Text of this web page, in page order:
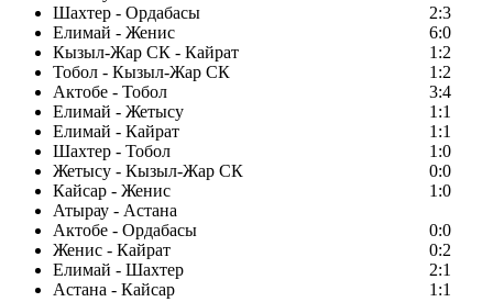
Шахтер - Ордабасы
2:3
Елимай - Женис
6:0
Кызыл-Жар СК - Кайрат
1:2
Тобол - Кызыл-Жар СК
1:2
Актобе - Тобол
3:4
Елимай - Жетысу
1:1
Елимай - Кайрат
1:1
Шахтер - Тобол
1:0
Жетысу - Кызыл-Жар СК
0:0
Кайсар - Женис
1:0
Атырау - Астана
Актобе - Ордабасы
0:0
Женис - Кайрат
0:2
Елимай - Шахтер
2:1
Астана - Кайсар
1:1